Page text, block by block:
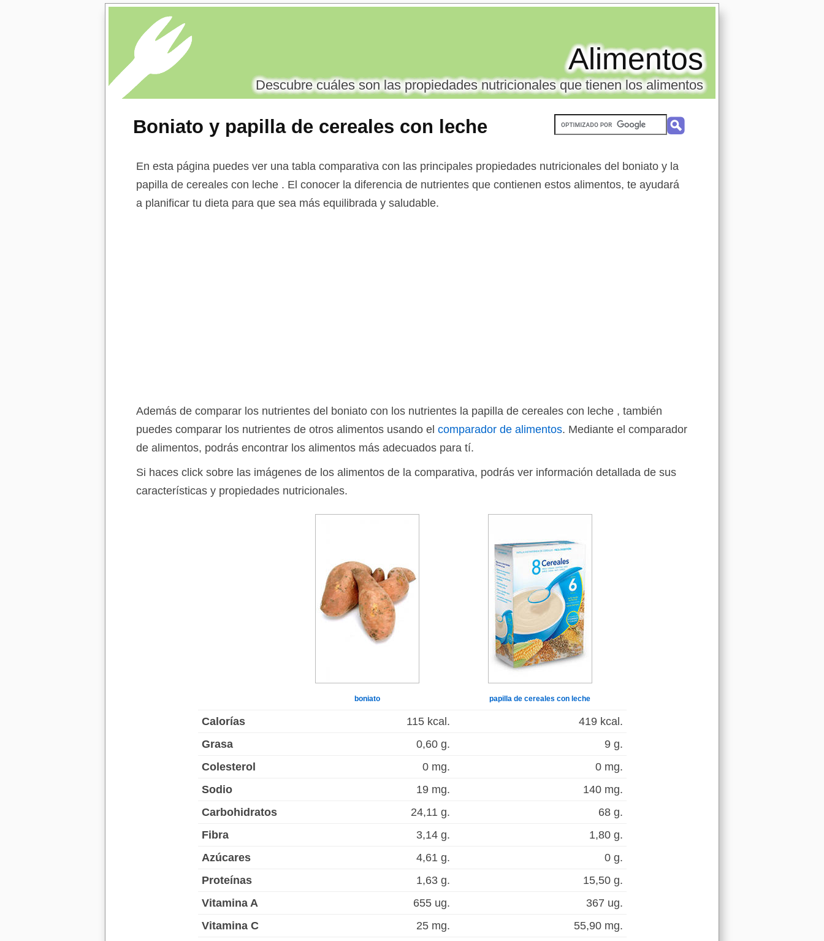
Boniato y papilla de cereales con leche
Alimentos
Descubre cuáles son las propiedades nutricionales que tienen los alimentos
En esta página puedes ver una tabla comparativa con las principales propiedades nutricionales del boniato y la
papilla de cereales con leche . El conocer la diferencia de nutrientes que contienen estos alimentos, te ayudará
a planificar tu dieta para que sea más equilibrada y saludable.
Además de comparar los nutrientes del boniato con los nutrientes la papilla de cereales con leche , también
puedes comparar los nutrientes de otros alimentos usando el comparador de alimentos. Mediante el comparador
de alimentos, podrás encontrar los alimentos más adecuados para tí.
Si haces click sobre las imágenes de los alimentos de la comparativa, podrás ver información detallada de sus
características y propiedades nutricionales.
boniato papilla de cereales con leche
Calorías 115 kcal.
419 kcal.
Grasa
0,60 g.
9 g.
Colesterol
0 mg.
0 mg.
Sodio
19 mg.
140 mg.
Carbohidratos
24,11 g.
68 g.
Fibra
3,14 g.
1,80 g.
Azúcares
4,61 g.
0 g.
Proteínas
1,63 g.
15,50 g.
Vitamina A
655 ug.
367 ug.
Vitamina C
25 mg.
55,90 mg.